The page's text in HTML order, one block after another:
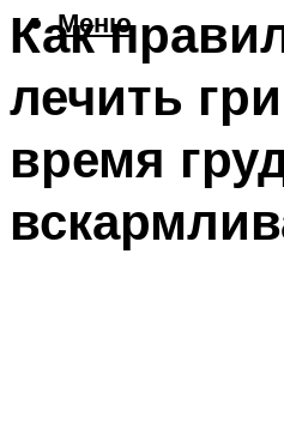
Меню
Как
лечить
время